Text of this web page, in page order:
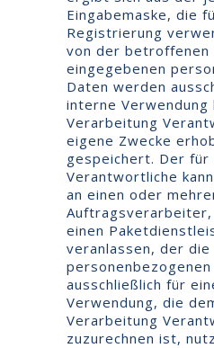
Eingabemaske, die
Registrierung
von der betroffenen
eingegebenen
Daten werden
interne
Verarbeitung
eigene Zwecke
gespeichert. Der
Verantwortliche
an einen oder
einen
veranlassen, der die
ausschließlich für
Verwendung, die
Verarbeitung
zuzurechnen ist,